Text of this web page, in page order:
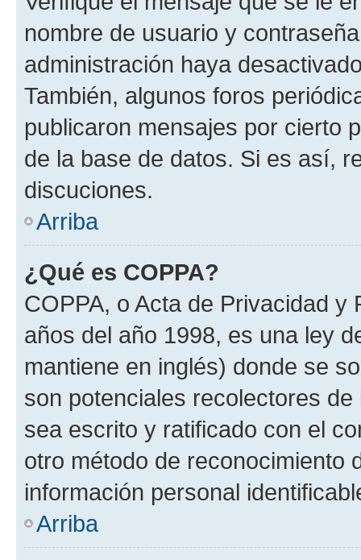
nombre de usuario y
administración haya
También, algunos foros
publicaron mensajes por cierto
de la base de datos. Si es así,
discuciones.
Arriba
¿Qué es COPPA?
COPPA, o Acta de Privacidad
años del año 1998, es una ley
mantiene en inglés) donde se
son potenciales recolectores
sea escrito y ratificado con el
otro método de reconocimiento
información personal
Arriba